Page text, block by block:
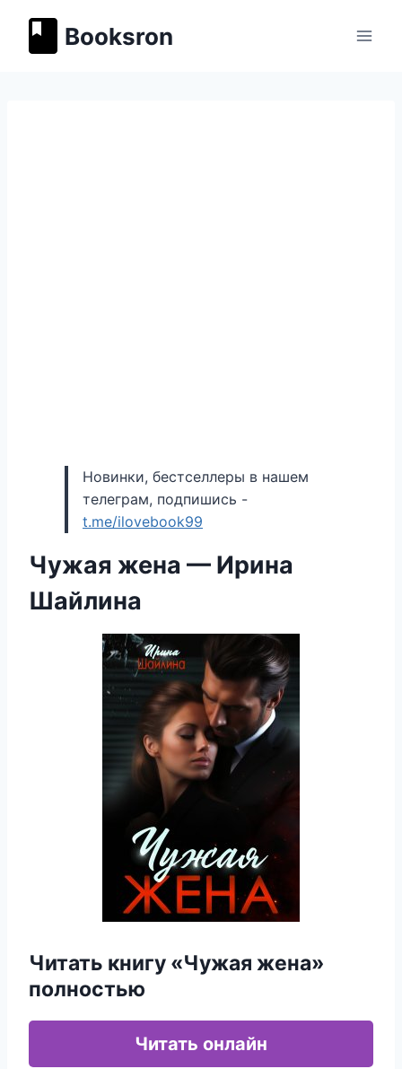
содержимому
Booksron
Новинки, бестселлеры в нашем
телеграм, подпишись -
t.me/ilovebook99
Чужая жена — Ирина
Шайлина
Читать книгу «Чужая жена»
полностью
Читать онлайн